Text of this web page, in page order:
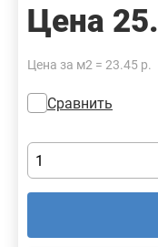
Цена
Цена за м2 = 23.45 р.
Сравнить